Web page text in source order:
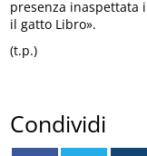
presenza inaspettata
il gatto Libro».
(t.p.)
Condividi